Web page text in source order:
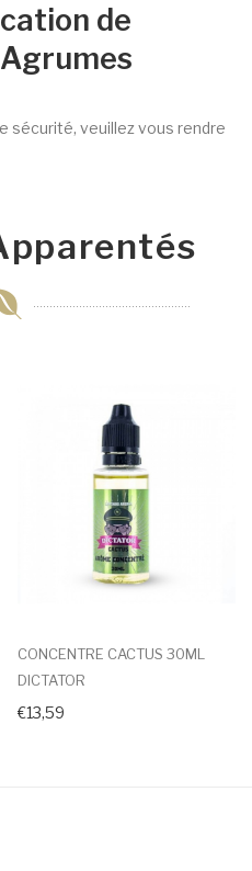
de
sécurité, veuillez vous rendre
CONCENTRE CACTUS 30ML
DICTATOR
€13,59